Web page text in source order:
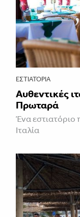
ΕΣΤΙΑΤΌΡΙΑ
Αυθεντικές
Πρωταρά
Ένα εστιατόριο
Ιταλία